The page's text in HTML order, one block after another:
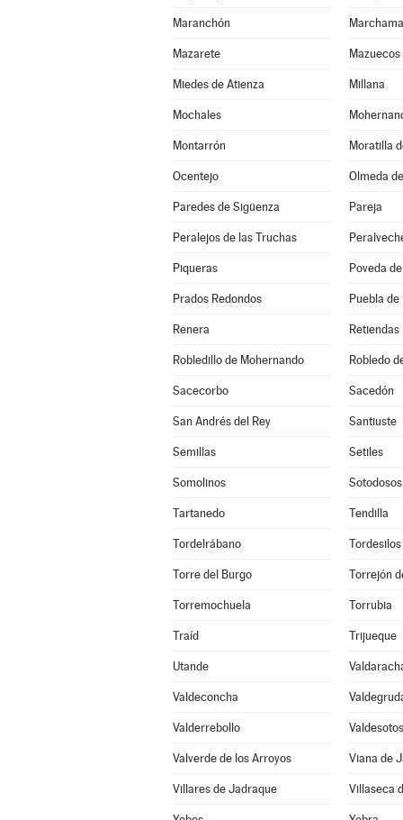
Maranchón
Mazarete Mazuecos
Miedes de Atienza Millana
Mochales
Montarrón Moratilla
Ocentejo Olmeda
Paredes de Sigüenza Pareja
Peralejos de las Truchas
Piqueras Poveda
Prados Redondos Puebla de
Renera Retiendas
Robledillo de Mohernando Robledo
Sacecorbo Sacedón
San Andrés del Rey Santiuste
Semillas Setiles
Somolinos Sotodosos
Tartanedo Tendilla
Tordelrábano Tordesilos
Torre del Burgo Torrejón
Torremochuela Torrubia
Traíd Trijueque
Utande
Valdeconcha
Valderrebollo Valdesotos
Valverde de los Arroyos Viana de
Villares de Jadraque Villaseca